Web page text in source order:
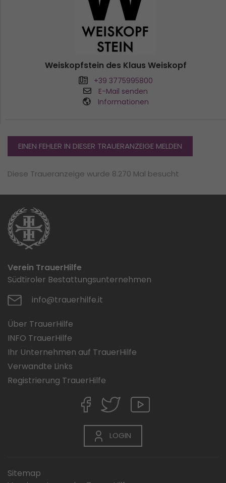
Weiskopfstein des Klaus Weiskopf
+39 3775995800
E-Mail senden
Informationen
EINEN FEHLER IN DIESER TRAUERANZEIGE MELDEN
Diese Traueranzeige wurde 8.270 Mal besucht
Verein TrauerHilfe
Südtiroler Bestattungsunternehmen
info@trauerhilfe.it
Über TrauerHilfe
INFO TrauerHilfe
Ihr Unternehmen auf TrauerHilfe
Verwandte Links
Registrierung TrauerHilfe
LOGIN
Sitemap